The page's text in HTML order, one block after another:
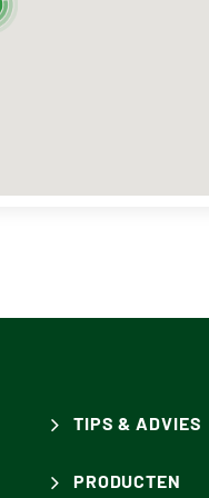
TIPS & ADVIES
PRODUCTEN